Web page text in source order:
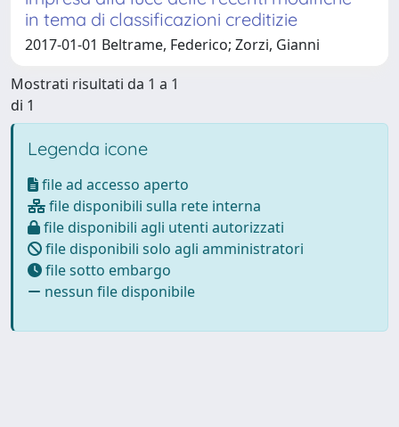
in tema di classificazioni creditizie
2017-01-01 Beltrame, Federico; Zorzi, Gianni
Mostrati risultati da 1 a 1
di 1
Legenda icone
file ad accesso aperto
file disponibili sulla rete interna
file disponibili agli utenti autorizzati
file disponibili solo agli amministratori
file sotto embargo
nessun file disponibile